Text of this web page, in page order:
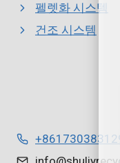
펠렛화 시스템
건조 시스템